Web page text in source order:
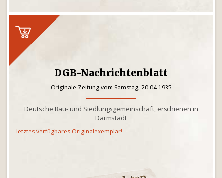
DGB-Nachrichtenblatt
Originale Zeitung vom Samstag, 20.04.1935
Deutsche Bau- und Siedlungsgemeinschaft, erschienen in
Darmstadt
letztes verfügbares Originalexemplar!